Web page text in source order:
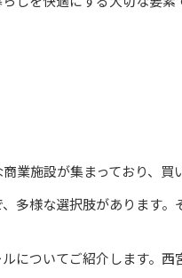
業施設が集まっており、
多様な選択肢があります。
についてご紹介します。